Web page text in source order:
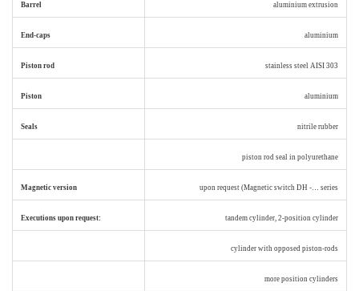
Barrel aluminium extrusion
End-caps aluminium
Piston rod stainless steel AISI 303
Piston aluminium
Seals nitrile rubber
piston rod seal in polyurethane
Magnetic version upon request (Magnetic switch DH -… series
Executions upon request: tandem cylinder, 2-position cylinder
cylinder with opposed piston-rods
more position cylinders